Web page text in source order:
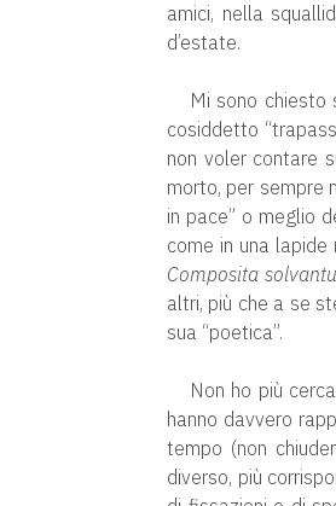
amici, nella
d’estate.
Mi sono chiesto
cosiddetto
non voler contare
morto, per sempre
in pace” o meglio
come in una
Composita
altri, più che a se
sua “poetica”.
Non ho più
hanno davvero
tempo (non
diverso, più